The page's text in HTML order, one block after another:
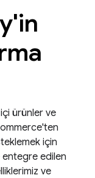
ürünler ve
için
entegre edilen
ve